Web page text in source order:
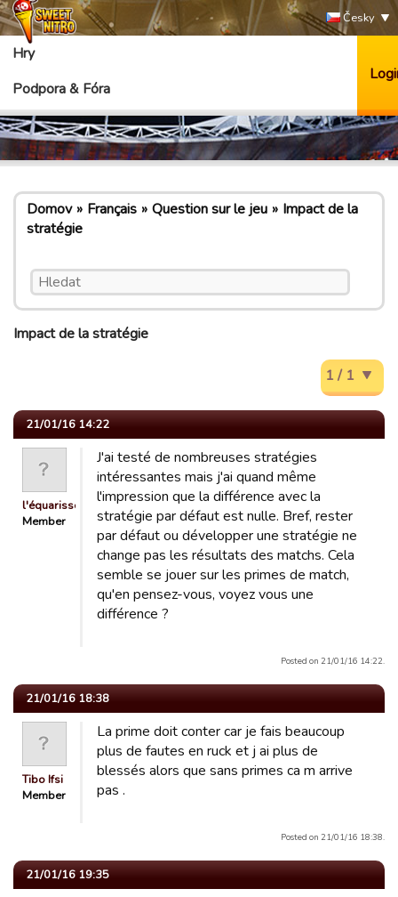
Česky
Hry
Podpora & Fóra
Domov Français Question sur le jeu
Impact de la
stratégie
Impact de la stratégie
1 / 1
21/01/16 14:22
l'équarisseur
Member
J'ai testé de nombreuses stratégies
intéressantes mais j'ai quand même
l'impression que la différence avec la
stratégie par défaut est nulle. Bref, rester
par défaut ou développer une stratégie ne
change pas les résultats des matchs. Cela
semble se jouer sur les primes de match,
qu'en pensez-vous, voyez vous une
différence ?
Posted on 21/01/16 14:22.
21/01/16 18:38
Tibo Ifsi
Member
La prime doit conter car je fais beaucoup
plus de fautes en ruck et j ai plus de
blessés alors que sans primes ca m arrive
pas .
Posted on 21/01/16 18:38.
21/01/16 19:35